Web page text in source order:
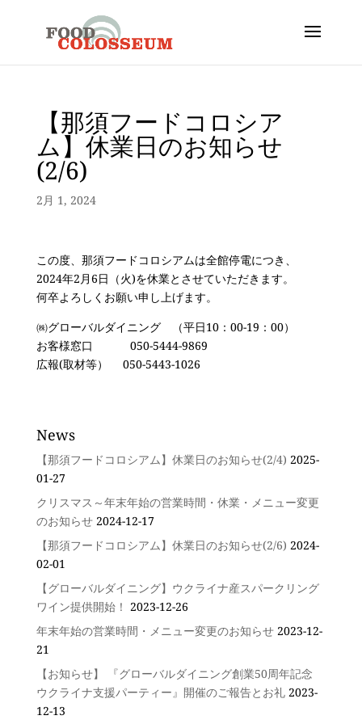
【那須フードコロシア
ム】休業日のお知らせ
(2/6)
2月 1, 2024
この度、那須フードコロシアムは全館停電につき、
2024年2月6日（火)を休業とさせていただきます。
何卒よろしくお願い申し上げます。
㈱グローバルダイニング （平日10：00-19：00）
お客様窓口 050-5444-9869
広報(取材等） 050-5443-1026
News
【那須フードコロシアム】休業日のお知らせ(2/4) 2025-
01-27
クリスマス～年末年始の営業時間・休業・メニュー変更
のお知らせ 2024-12-17
【那須フードコロシアム】休業日のお知らせ(2/6) 2024-
02-01
【グローバルダイニング】ウクライナ産スパークリング
ワイン提供開始！ 2023-12-26
年末年始の営業時間・メニュー変更のお知らせ 2023-12-
21
【お知らせ】 『グローバルダイニング創業50周年記念
ウクライナ支援パーティー』開催のご報告とお礼 2023-
12-13